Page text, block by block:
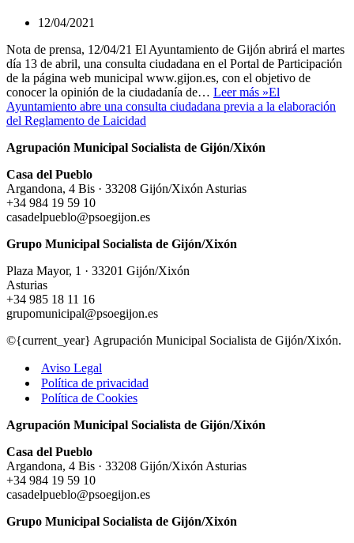
12/04/2021
Nota de prensa, 12/04/21 El Ayuntamiento de Gijón abrirá el martes
día 13 de abril, una consulta ciudadana en el Portal de Participación
de la página web municipal www.gijon.es, con el objetivo de
conocer la opinión de la ciudadanía de… Leer más »El
Ayuntamiento abre una consulta ciudadana previa a la elaboración
del Reglamento de Laicidad
Agrupación Municipal Socialista de Gijón/Xixón
Casa del Pueblo
Argandona, 4 Bis · 33208 Gijón/Xixón Asturias
+34 984 19 59 10
casadelpueblo@psoegijon.es
Grupo Municipal Socialista de Gijón/Xixón
Plaza Mayor, 1 · 33201 Gijón/Xixón
Asturias
+34 985 18 11 16
grupomunicipal@psoegijon.es
©{current_year} Agrupación Municipal Socialista de Gijón/Xixón.
Aviso Legal
Política de privacidad
Política de Cookies
Agrupación Municipal Socialista de Gijón/Xixón
Casa del Pueblo
Argandona, 4 Bis · 33208 Gijón/Xixón Asturias
+34 984 19 59 10
casadelpueblo@psoegijon.es
Grupo Municipal Socialista de Gijón/Xixón